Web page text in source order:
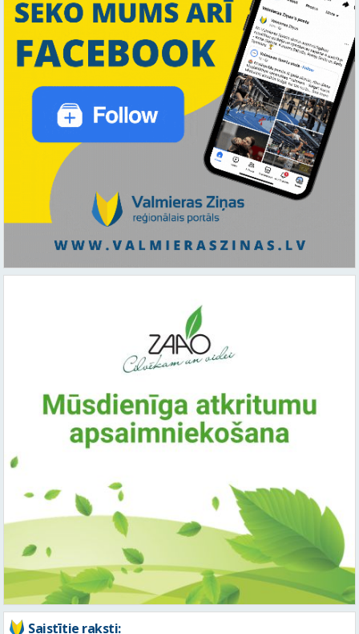
Saistītie raksti: